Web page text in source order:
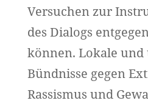
Versuchen zur
des Dialogs
können. Lokale
Bündnisse gegen
Rassismus und